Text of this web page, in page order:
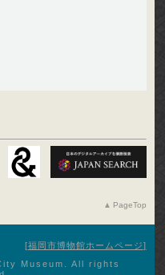
PageTop
福岡市博物館ホームページ
Museum. All rights